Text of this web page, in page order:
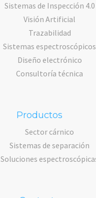
Sistemas de Inspección 4.0
Visión Artificial
Trazabilidad
Sistemas espectroscópicos
Diseño electrónico
Consultoría técnica
Productos
Sector cárnico
Sistemas de separación
Soluciones